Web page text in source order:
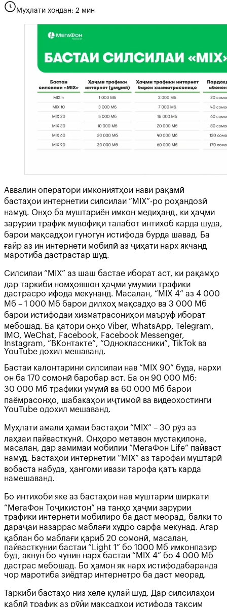
Муҳлати хондан: 2 мин
Аввалин оператори имкониятҳои нави рақамӣ
бастаҳои интернетии силсилаи “MIX”-ро роҳандозӣ
намуд. Онҳо ба муштариён имкон медиҳанд, ки ҳаҷми
зарурии трафик мувофиқи талабот интихоб карда шуда,
барои мақсадҳои гуногун истифода бурда шавад. Ба
ғайр аз ин интернети мобилӣ аз ҷиҳати нарх якчанд
маротиба дастрастар шуд.
Силсилаи “MIX” аз шаш бастае иборат аст, ки рақамҳо
дар таркиби номҳояшон ҳаҷми умумии трафики
дастрасро ифода мекунанд. Масалан, “MIX 4” аз 4 000
Мб – 1 000 Мб барои дилхоҳ мақсадҳо ва 3 000 Мб
барои истифодаи хизматрасониҳои маъруф иборат
мебошад. Ба қатори онҳо Viber, WhatsApp, Telegram,
IMO, WeChat, Facebook, Facebook Messenger,
Instagram, “ВКонтакте”, “Одноклассники”, TikTok ва
YouTube дохил мешаванд.
Бастаи калонтарини силсилаи нав “MIX 90” буда, нархи
он ба 170 сомонӣ баробар аст. Ба он 90 000 Мб:
30 000 Мб трафики умумӣ ва 60 000 Мб барои
паёмрасонҳо, шабакаҳои иҷтимоӣ ва видеохостинги
YouTube одохил мешаванд.
Муҳлати амали ҳамаи бастаҳои “MIX” – 30 рӯз аз
лаҳзаи пайвасткунӣ. Онҳоро метавон мустақилона,
масалан, дар замимаи мобилии “МегаФон Life” пайваст
намуд. Бастаҳои интернетии “MIX” аз тарофаи муштарӣ
вобаста набуда, ҳангоми ивази тарофа қатъ карда
намешаванд.
Бо интихоби яке аз бастаҳои нав муштарии ширкати
“МегаФон Тоҷикистон” на танҳо ҳаҷми зарурии
трафики интернети мобилиро ба даст меорад, балки то
дараҷаи назаррас маблағи худро сарфа мекунад. Агар
қаблан бо маблағи қариб 20 сомонӣ, масалан,
пайвасткунии бастаи “Light 1” бо 1000 Мб имконпазир
буд, акнун бо чунин нарх бастаи “MIX 4” бо 4 000 Мб
дастрас мебошад. Бо ҳамон як нарх истифодабаранда
чор маротиба зиёдтар интернетро ба даст меорад.
Таркиби бастаҳо низ хеле қулай шуд. Дар силсилаҳои
қаблӣ трафик аз рӯйи мақсадҳои истифода тақсим